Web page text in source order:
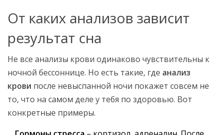
От каких анализов зависит
результат сна
Не все анализы крови одинаково чувствительны к
ночной бессоннице. Но есть такие, где анализ
крови после невыспанной ночи покажет совсем не
то, что на самом деле у тебя по здоровью. Вот
конкретные примеры.